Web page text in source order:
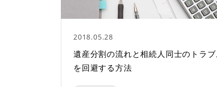
2018.05.28
遺産分割の流れと相続人同士のトラ
を回避する方法